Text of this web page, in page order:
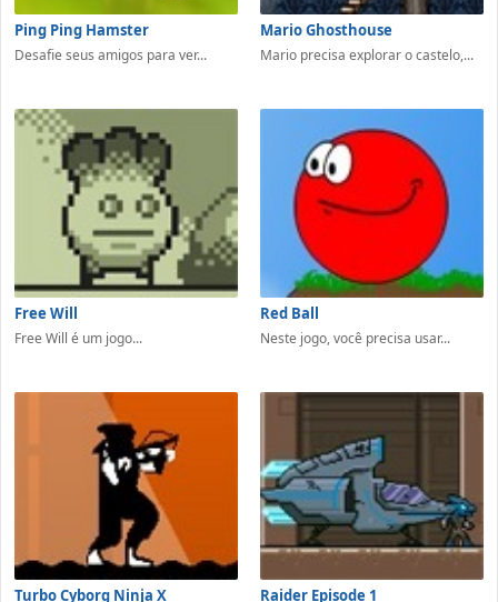
Ping Ping Hamster
Desafie seus amigos para ver...
Mario Ghosthouse
Mario precisa explorar o castelo,...
Free Will
Free Will é um jogo...
Red Ball
Neste jogo, você precisa usar...
Turbo Cyborg Ninja X Raider Episode 1